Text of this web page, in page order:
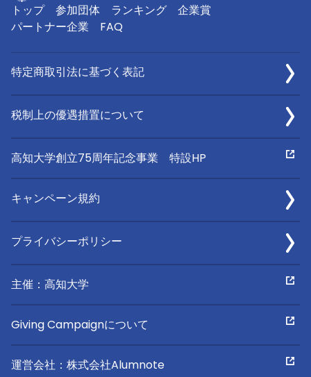
トップ 参加団体 ランキング
企業賞
パートナー企業
FAQ
特定商取引法に基づく表記
税制上の優遇措置について
高知大学創立75周年記念事業 特設HP
キャンペーン規約
プライバシーポリシー
主催：高知大学
Giving Campaignについて
運営会社：株式会社Alumnote